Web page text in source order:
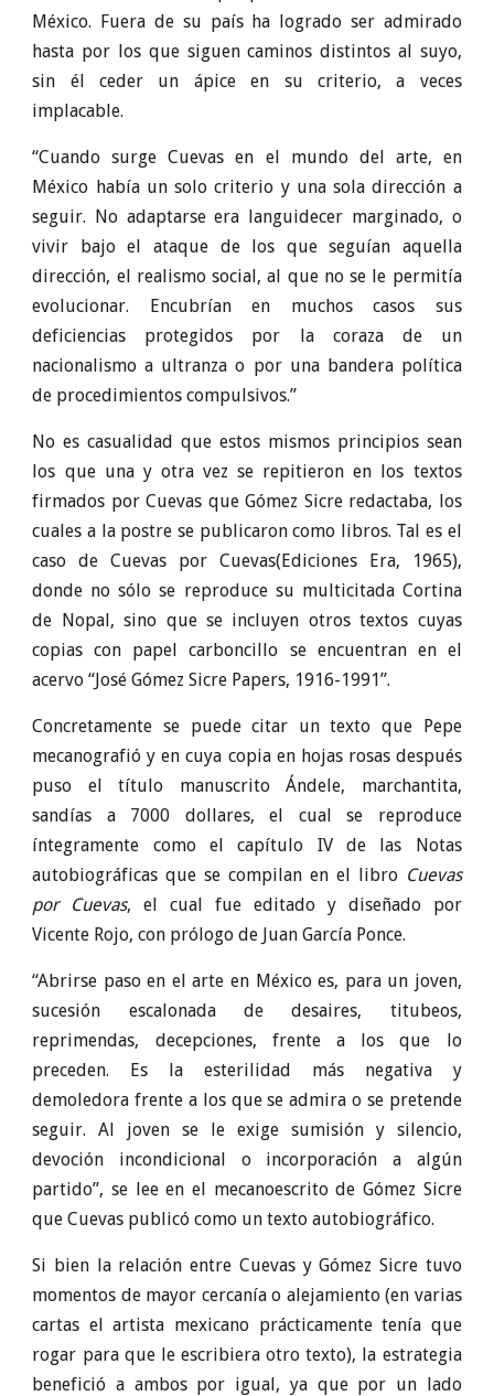
México. Fuera de su país ha logrado ser admirado
hasta por los que siguen caminos distintos al suyo,
sin él ceder un ápice en su criterio, a veces
implacable.
“Cuando surge Cuevas en el mundo del arte, en
México había un solo criterio y una sola dirección a
seguir. No adaptarse era languidecer marginado, o
vivir bajo el ataque de los que seguían aquella
dirección, el realismo social, al que no se le permitía
evolucionar. Encubrían en muchos casos sus
deficiencias protegidos por la coraza de un
nacionalismo a ultranza o por una bandera política
de procedimientos compulsivos.”
No es casualidad que estos mismos principios sean
los que una y otra vez se repitieron en los textos
firmados por Cuevas que Gómez Sicre redactaba, los
cuales a la postre se publicaron como libros. Tal es el
caso de Cuevas por Cuevas(Ediciones Era, 1965),
donde no sólo se reproduce su multicitada Cortina
de Nopal, sino que se incluyen otros textos cuyas
copias con papel carboncillo se encuentran en el
acervo “José Gómez Sicre Papers, 1916-1991”.
Concretamente se puede citar un texto que Pepe
mecanografió y en cuya copia en hojas rosas después
puso el título manuscrito Ándele, marchantita,
sandías a 7000 dollares, el cual se reproduce
íntegramente como el capítulo IV de las Notas
autobiográficas que se compilan en el libro Cuevas
por Cuevas, el cual fue editado y diseñado por
Vicente Rojo, con prólogo de Juan García Ponce.
“Abrirse paso en el arte en México es, para un joven,
sucesión escalonada de desaires, titubeos,
reprimendas, decepciones, frente a los que lo
preceden. Es la esterilidad más negativa y
demoledora frente a los que se admira o se pretende
seguir. Al joven se le exige sumisión y silencio,
devoción incondicional o incorporación a algún
partido”, se lee en el mecanoescrito de Gómez Sicre
que Cuevas publicó como un texto autobiográfico.
Si bien la relación entre Cuevas y Gómez Sicre tuvo
momentos de mayor cercanía o alejamiento (en varias
cartas el artista mexicano prácticamente tenía que
rogar para que le escribiera otro texto), la estrategia
benefició a ambos por igual, ya que por un lado